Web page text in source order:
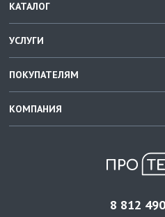
КАТАЛОГ
УСЛУГИ
ПОКУПАТЕЛЯМ
КОМПАНИЯ
8 812